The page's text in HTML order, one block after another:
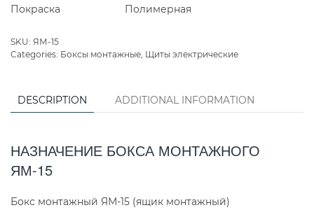
Покраска
Полимерная
SKU: ЯМ-15
Categories: Боксы монтажные Щиты электрические
DESCRIPTION ADDITIONAL INFORMATION
НАЗНАЧЕНИЕ БОКСА МОНТАЖНОГО
ЯМ-15
Бокс монтажный ЯМ-15 (ящик монтажный)